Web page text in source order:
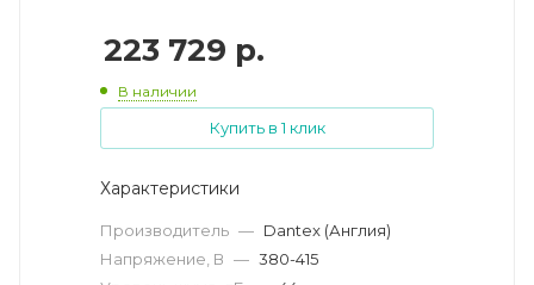
223 729 р.
В наличии
Купить в 1 клик
Характеристики
Производитель — Dantex (Англия)
Напряжение, В — 380-415